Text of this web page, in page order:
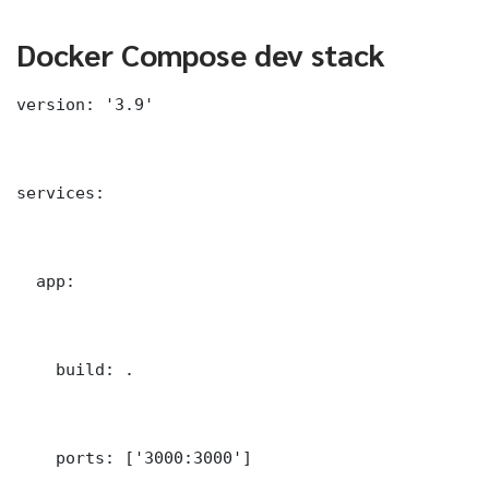
Docker Compose dev stack
version: '3.9'
services:
  app:
    build: .
    ports: ['3000:3000']